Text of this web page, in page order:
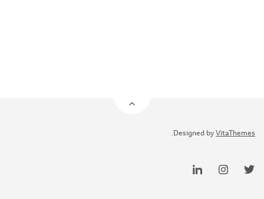
Designed byVitaThemes
.